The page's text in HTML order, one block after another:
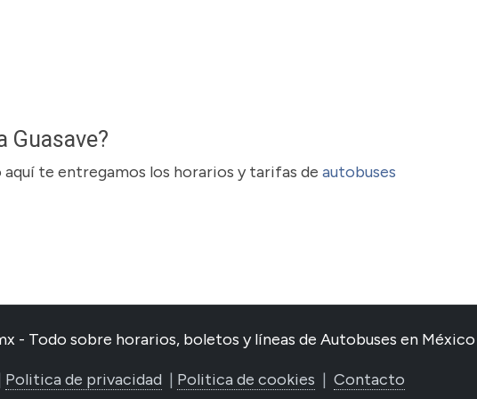
Guasave?
te entregamos los horarios y tarifas de autobuses
- Todo sobre horarios, boletos y líneas de Autobuses en México
Politica de privacidad | Politica de cookies | Contacto